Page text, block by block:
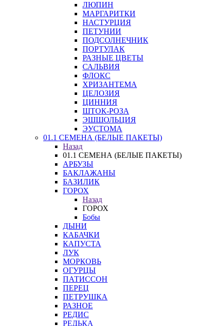
ЛЮПИН
МАРГАРИТКИ
НАСТУРЦИЯ
ПЕТУНИИ
ПОДСОЛНЕЧНИК
ПОРТУЛАК
РАЗНЫЕ ЦВЕТЫ
САЛЬВИЯ
ФЛОКС
ХРИЗАНТЕМА
ЦЕЛОЗИЯ
ЦИННИЯ
ШТОК-РОЗА
ЭШШОЛЬЦИЯ
ЭУСТОМА
01.1 СЕМЕНА (БЕЛЫЕ ПАКЕТЫ)
Назад
01.1 СЕМЕНА (БЕЛЫЕ ПАКЕТЫ)
АРБУЗЫ
БАКЛАЖАНЫ
БАЗИЛИК
ГОРОХ
Назад
ГОРОХ
Бобы
ДЫНИ
КАБАЧКИ
КАПУСТА
ЛУК
МОРКОВЬ
ОГУРЦЫ
ПАТИССОН
ПЕРЕЦ
ПЕТРУШКА
РАЗНОЕ
РЕДИС
РЕДЬКА